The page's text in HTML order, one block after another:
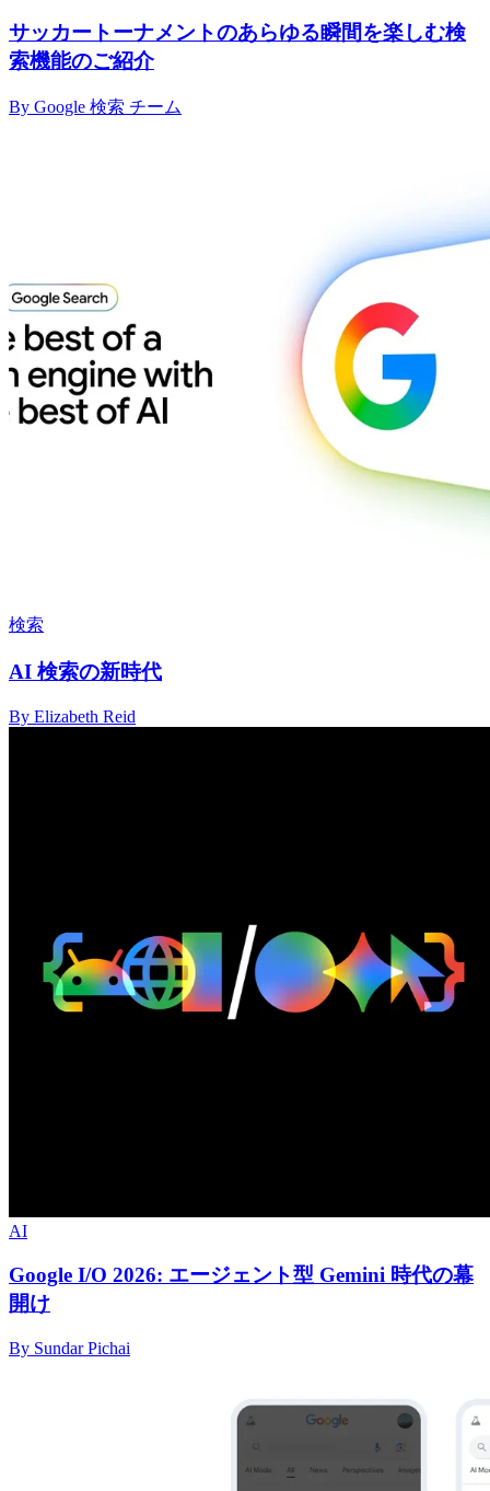
サッカートーナメントのあらゆる瞬間を楽しむ検
索機能のご紹介
By Google 検索 チーム
検索
AI 検索の新時代
By Elizabeth Reid
AI
Google I/O 2026: エージェント型 Gemini 時代の幕
開け
By Sundar Pichai